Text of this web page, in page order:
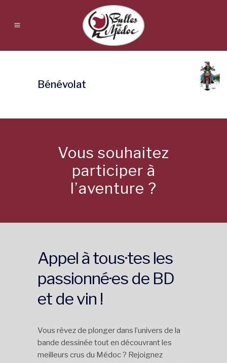
Bénévolat
Vous souhaitez
participer à
l’aventure ?
Appel à tous·tes les
passionné·es de BD
et de vin !
Vous rêvez de plonger dans l’univers de la
bande dessinée tout en découvrant les
meilleurs crus du Médoc ? Rejoignez